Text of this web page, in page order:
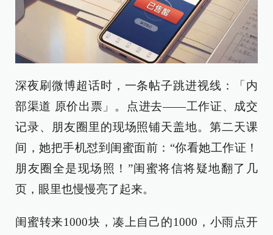
深夜刷微博超话时，一条帖子跳进视线：「内
部渠道 原价出票」。点进去——工作证、成交
记录、朋友圈里的现场照铺天盖地。第二天课
间，她把手机怼到闺蜜面前：“你看她工作证！
朋友圈全是现场照！”闺蜜将信将疑地翻了几
页，眼里也慢慢亮了起来。
闺蜜转来1000块，凑上自己的1000，小雨点开